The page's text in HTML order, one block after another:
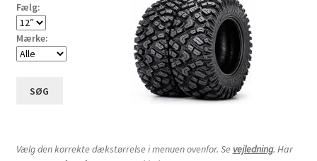
Fælg:
Mærke:
SØG
Vælg den korrekte dækstørrelse i menuen ovenfor. Se vejledning. Har